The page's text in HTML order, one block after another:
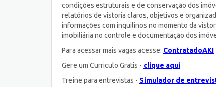
condições estruturais e de conservação dos
relatórios de vistoria claros, objetivos e
informações com inquilinos no momento da
imobiliária no controle e documentação dos
Para acessar mais vagas acesse: ContratadoAKI
Gere um Curriculo Gratis - clique aqui
Treine para entrevistas - Simulador de